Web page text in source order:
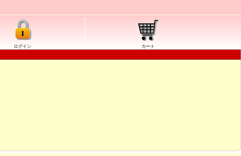
ログイン カート